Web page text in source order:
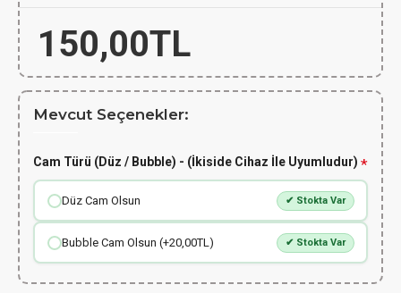
150,00TL
Mevcut Seçenekler:
Cam Türü (Düz / Bubble) - (İkiside Cihaz İle Uyumludur)
Düz Cam Olsun ✔ Stokta Var
Bubble Cam Olsun (+20,00TL) ✔ Stokta Var